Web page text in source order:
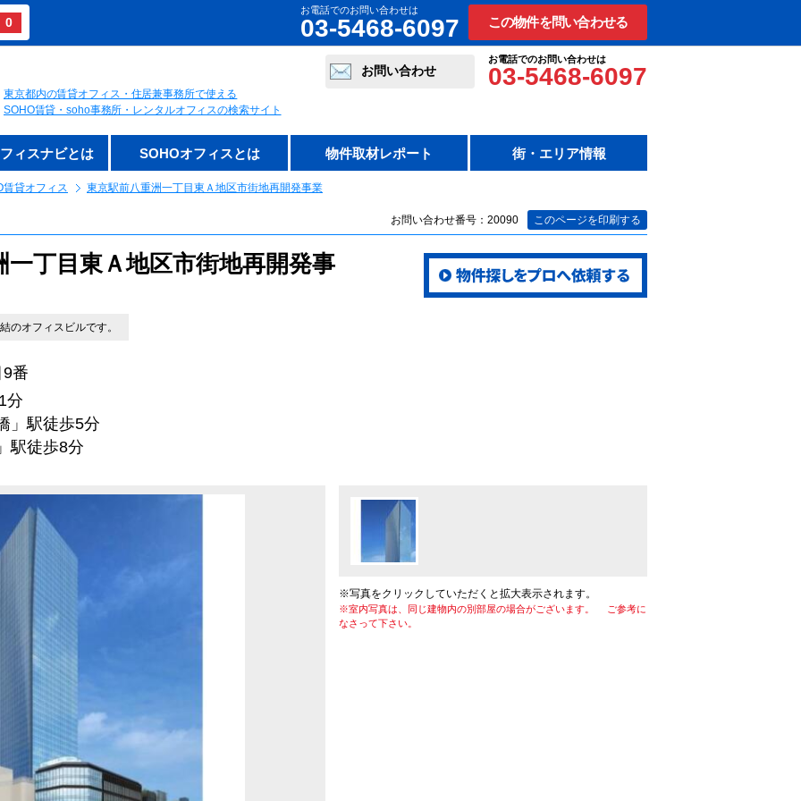
0
お電話でのお問い合わせは
03-5468-6097 この物件を問い合わせる
東京都内の賃貸オフィス・住居兼事務所で使える
SOHO賃貸・soho事務所・レンタルオフィスの検索サイト
お電話でのお問い合わせは
03-5468-6097
お問い合わせ
ィスナビとは SOHOオフィスとは 物件取材レポート 街・エリア情報
賃貸オフィス 東京駅前八重洲一丁目東Ａ地区市街地再開発事業
お問い合わせ番号：20090 このページを印刷する
一丁目東Ａ地区市街地再開発事
のオフィスビルです。
番
分
駅徒歩5分
徒歩8分
※写真をクリックしていただくと拡大表示されます。
※室内写真は、同じ建物内の別部屋の場合がございます。 ご参考に
なさって下さい。